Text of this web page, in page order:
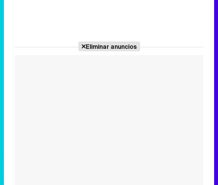
Eliminar anuncios